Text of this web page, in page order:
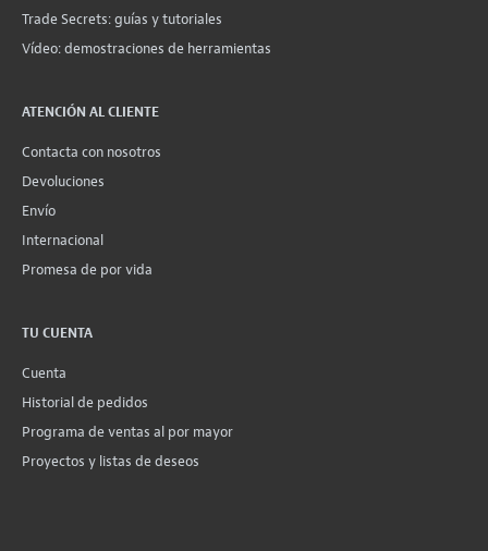
Trade Secrets: guías y tutoriales
Vídeo: demostraciones de herramientas
ATENCIÓN AL CLIENTE
Contacta con nosotros
Devoluciones
Envío
Internacional
Promesa de por vida
TU CUENTA
Cuenta
Historial de pedidos
Programa de ventas al por mayor
Proyectos y listas de deseos